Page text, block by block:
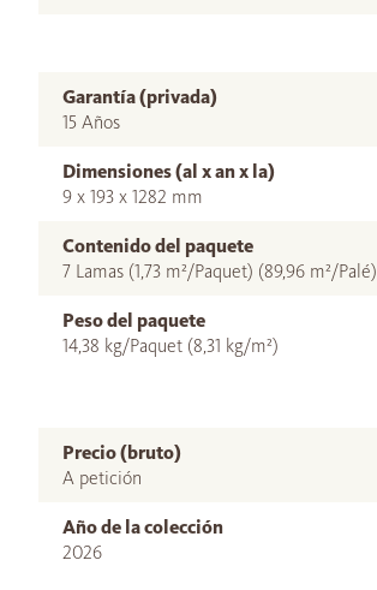
Garantía (privada)
15 Años
Dimensiones (al x an x la)
9 x 193 x 1282 mm
Contenido del paquete
7 Lamas (1,73 m²/Paquet) (89,96 m²/Palé)
Peso del paquete
14,38 kg/Paquet (8,31 kg/m²)
Precio (bruto)
A petición
Año de la colección
2026